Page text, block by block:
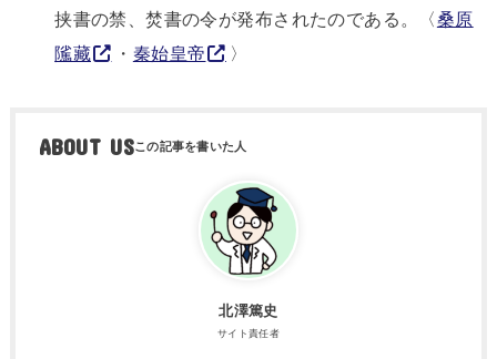
挟書の禁、焚書の令が発布されたのである。〈桑原
隲藏
・ 秦始皇帝 〉
ABOUT US
北澤篤史
サイト責任者